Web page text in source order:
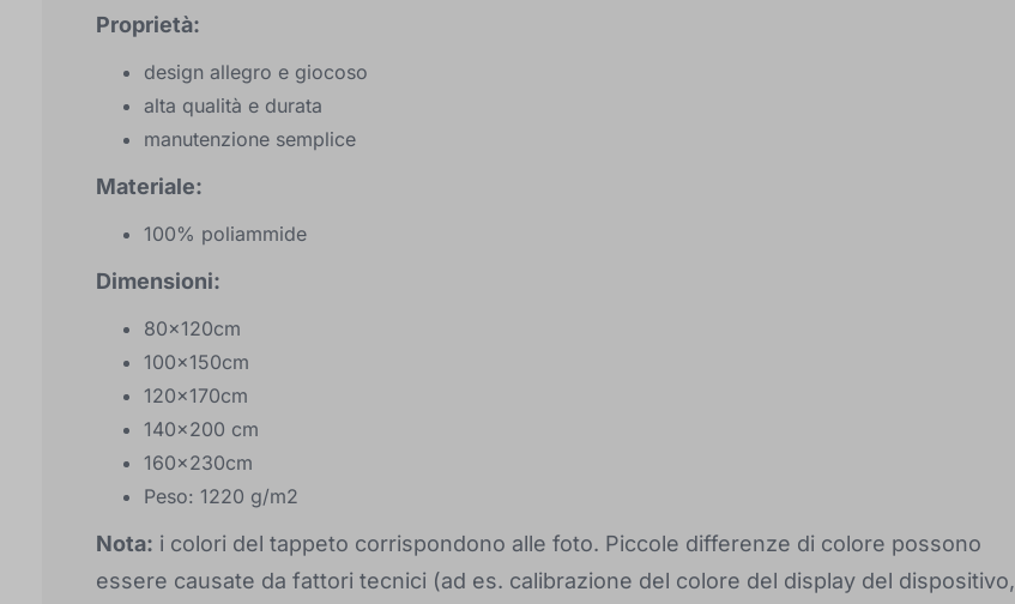
Proprietà:
design allegro e giocoso
alta qualità e durata
manutenzione semplice
Materiale:
100% poliammide
Dimensioni:
80x120cm
100x150cm
120x170cm
140x200 cm
160x230cm
Peso: 1220 g/m2
Nota: i colori del tappeto corrispondono alle foto. Piccole differenze di colore possono
essere causate da fattori tecnici (ad es. calibrazione del colore del display del dispositivo,